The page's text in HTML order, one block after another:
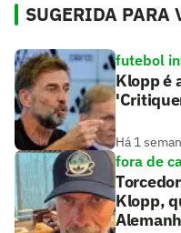
SUGERIDA PARA
futebol
Klopp é
Há 1
fora de
Klopp,